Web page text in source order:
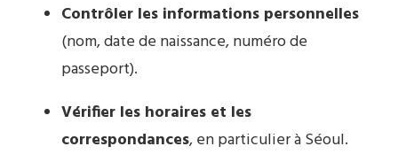
Contrôler les informations personnelles
(nom, date de naissance, numéro de
passeport).
Vérifier les horaires et les
correspondances, en particulier à Séoul.